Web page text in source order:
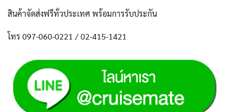
สินค้าจัดส่งฟรีทั่วประเทศ พร้อมการรับประกัน
โทร 097-060-0221 / 02-415-1421